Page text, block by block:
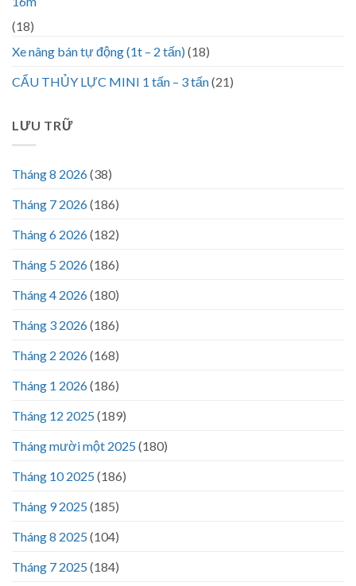
(18)
Xe nâng bán tự động (1t – 2 tấn)(18)
CẨU THỦY LỰC MINI 1 tấn – 3 tấn(21)
LƯU TRỮ
Tháng 8 2026(38)
Tháng 7 2026(186)
Tháng 6 2026(182)
Tháng 5 2026(186)
Tháng 4 2026(180)
Tháng 3 2026(186)
Tháng 2 2026(168)
Tháng 1 2026(186)
Tháng 12 2025(189)
Tháng mười một 2025(180)
Tháng 10 2025(186)
Tháng 9 2025(185)
Tháng 8 2025(104)
Tháng 7 2025(184)